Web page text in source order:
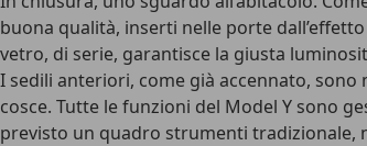
buona qualità, inserti nelle porte
vetro, di serie, garantisce la giusta
I sedili anteriori, come già accennato,
cosce. Tutte le funzioni del Model Y sono
previsto un quadro strumenti tradizionale,